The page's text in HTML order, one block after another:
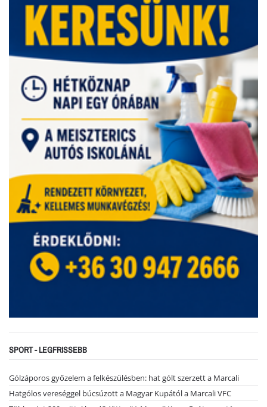
SPORT - LEGFRISSEBB
Gólzáporos győzelem a felkészülésben: hat gólt szerzett a Marcali
Hatgólos vereséggel búcsúzott a Magyar Kupától a Marcali VFC